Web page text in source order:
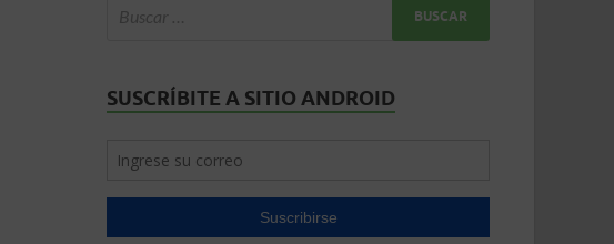
SUSCRÍBITE A SITIO ANDROID